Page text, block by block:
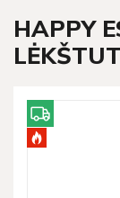
HAPPY